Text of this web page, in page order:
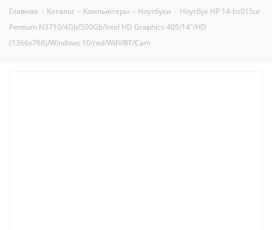
Главная - Каталог - Компьютеры - Ноутбуки - Ноутбук HP 14-bs015ur
Pentium N3710/4Gb/500Gb/Intel HD Graphics 405/14"/HD
(1366x768)/Windows 10/red/WiFi/BT/Cam